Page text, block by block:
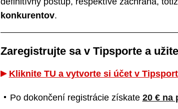
konkurentov.
Zaregistrujte sa v Tipsporte a
Kliknite TU a vytvorte si účet v
Po dokončení registrácie získate 20 € na